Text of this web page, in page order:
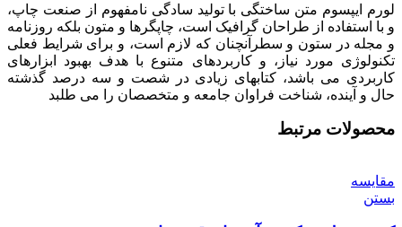
لورم ایپسوم متن ساختگی با تولید سادگی نامفهوم از صنعت چاپ،
و با استفاده از طراحان گرافیک است، چاپگرها و متون بلکه روزنامه
و مجله در ستون و سطرآنچنان که لازم است، و برای شرایط فعلی
تکنولوژی مورد نیاز، و کاربردهای متنوع با هدف بهبود ابزارهای
کاربردی می باشد، کتابهای زیادی در شصت و سه درصد گذشته
حال و آینده، شناخت فراوان جامعه و متخصصان را می طلبد
محصولات مرتبط
مقایسه
بستن